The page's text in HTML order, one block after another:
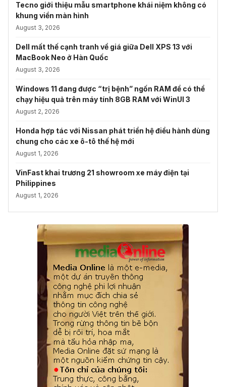
Tecno giới thiệu mẫu smartphone khái niệm không có
khung viền màn hình
August 3, 2026
Dell mất thế cạnh tranh về giá giữa Dell XPS 13 với
MacBook Neo ở Hàn Quốc
August 3, 2026
Windows 11 đang được “trị bệnh” ngốn RAM để có thể
chạy hiệu quả trên máy tính 8GB RAM với WinUI 3
August 2, 2026
Honda hợp tác với Nissan phát triển hệ điều hành dùng
chung cho các xe ô-tô thế hệ mới
August 1, 2026
VinFast khai trương 21 showroom xe máy điện tại
Philippines
August 1, 2026